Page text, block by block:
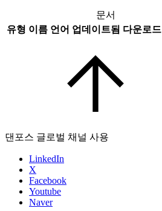
문서
유형 이름 언어 업데이트됨 다운로드
댄포스 글로벌 채널 사용
LinkedIn
X
Facebook
Youtube
Naver